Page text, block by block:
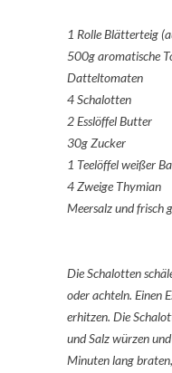
1 Rolle Blätterteig
500g aromatische
Datteltomaten
4 Schalotten
2 Esslöffel Butter
30g Zucker
1 Teelöffel weißer
4 Zweige Thymian
Meersalz und frisch
Die Schalotten
oder achteln. Einen
erhitzen. Die
und Salz würzen
Minuten lang